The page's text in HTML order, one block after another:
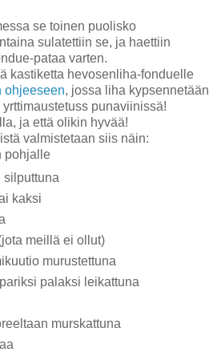
se toinen puolisko
sulatettiin se, ja haettiin
pataa varten.
kastiketta hevosenliha-fonduelle
ohjeeseen, jossa liha kypsennetään
punaviinissä!
ja että olikin hyvää!
valmistetaan siis näin:
pohjalle
silputtuna
kaksi
meillä ei ollut)
murustettuna
palaksi leikattuna
murskattuna